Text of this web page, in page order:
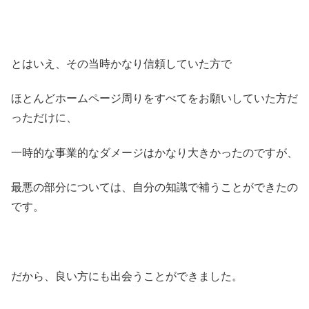
とはいえ、その当時かなり信頼していた方で
ほとんどホームページ周りをすべてをお願いしていた方だ
っただけに、
一時的な事業的なダメージはかなり大きかったのですが、
最悪の部分については、自分の知識で補うことができたの
です。
だから、良い方にも出会うことができました。